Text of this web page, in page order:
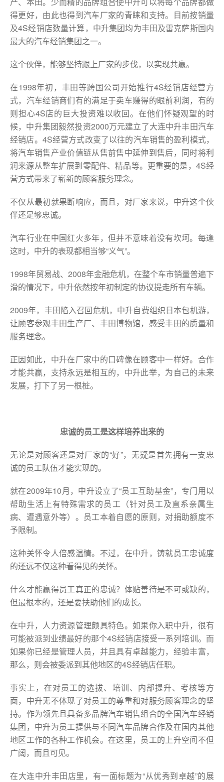
得更好，由此也得到汽车厂家的青睐和支持。目前按销量
及4S经销店数量计算，中升集团均为丰田及雷克萨斯国内
最大的汽车经销集团之一。
这个伙伴，能够坚持跟上厂家的步伐，以实现共赢。
在1998年初，丰田等跨国公司开始推行4S经销店经营方
式，汽车经销商们有的满足于卖车赚得的眼前利润，有的
则担心4S店的巨大投资难以收回。在他们怀疑观望的时
候，中升集团毅然投资2000万元建立了大连中升丰田汽车
经销店。4S经营方式改变了以往的汽车销售的盈利模式，
将汽车销售产业价值链从售前售中延伸到售后，同时将利
润来源从整车扩展到零配件、精品等。更重要的是，4S经
营方式带来了崭新的顾客服务理念。
不仅从最初就果断响应，而且，对厂家来说，中升这个伙
伴还足够忠诚。
汽车行业在中国红火多年，但并不意味着没有坎坷。每逢
这时，中升的表现都相当够“义气”。
1998年贸易战、2008年金融危机，在整个车市销量普遍下
滑的情况下，中升依然按年初制定的协议提走所有车辆。
2009年，丰田陷入召回危机，中升自费组织日本包机游，
让顾客参观丰田生产厂、丰田博物馆，感受丰田的质量和
服务理念。
正因如此，中升在厂家中的口碑像在顾客中一样好。合作
才能共赢，支持永远是相互的，中升此举，为自己的未来
发展，打下了另一根桩。
忠诚的员工是这样培养出来的
无论是对顾客还是对厂家的“好”，无疑是首先拥有一支忠
诚的员工队伍才能实现的。
就在2009年10月，中升设立了“员工互助基金”，专门用以
帮助生活上有特殊需求的员工（针对员工及直系亲属生
病、遭遇意外等）。员工本着自愿的原则，对捐助额度不
予限制。
这种关怀令人倍感温情。不过，在中升，铸就员工忠诚度
的还远不仅这种看得见的关怀。
什么才能赢得员工真正的忠诚？体贴善待是不可或缺的，
但最根本的，还是要扶助他们的成长。
在中升，人力资源管理颇具特色。如果你入职中升，很有
可能被派到业绩最好的那个4S经销店接受一系列培训。而
如果你已经是管理人员，并且具有卓越能力，经验丰富，
那么，则会被委派到其他地区的4S经销店任职。
事实上，在对员工的选拔、培训、内部提升、考核等方
面，中升无不体现了对员工的尊重和对服务顾客理念的坚
持。作为领先且具备多品牌汽车销售组合的全国汽车经销
集团，中升为员工提供与不同汽车品牌合作及在国内其他
地区工作的各种工作机会。在这里，员工的上升空间不但
广阔，而且可见。
在大连中升丰田店里，有一面标题为“从优秀到卓越”的展